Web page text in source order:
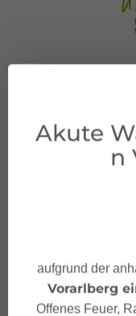
ub
Deine
Akute
n
aufgrund der
Vorarlberg
Offenes Feuer,